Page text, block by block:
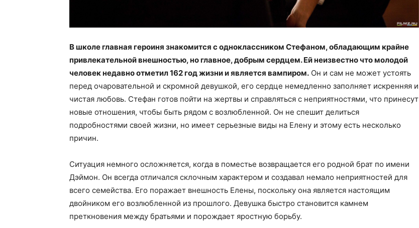
В школе главная героиня знакомится с одноклассником Стефаном, обладающим крайне
привлекательной внешностью, но главное, добрым сердцем. Ей неизвестно что молодой
человек недавно отметил 162 год жизни и является вампиром. Он и сам не может устоять
перед очаровательной и скромной девушкой, его сердце немедленно заполняет искренняя и
чистая любовь. Стефан готов пойти на жертвы и справляться с неприятностями, что принесут
новые отношения, чтобы быть рядом с возлюбленной. Он не спешит делиться
подробностями своей жизни, но имеет серьезные виды на Елену и этому есть несколько
причин.
Ситуация немного осложняется, когда в поместье возвращается его родной брат по имени
Дэймон. Он всегда отличался склочным характером и создавал немало неприятностей для
всего семейства. Его поражает внешность Елены, поскольку она является настоящим
двойником его возлюбленной из прошлого. Девушка быстро становится камнем
преткновения между братьями и порождает яростную борьбу.